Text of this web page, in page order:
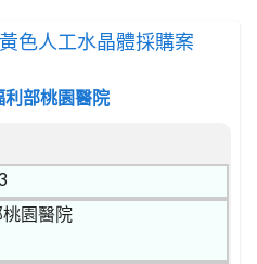
色人工水晶體採購案
利部桃園醫院
園醫院